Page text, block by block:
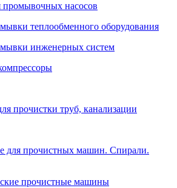
промывочных насосов
теплообменного оборудования
инженерных систем
прочистки труб, канализации
для прочистных машин. Спирали.
прочистные машины